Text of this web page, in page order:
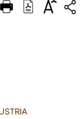
ITALIANO